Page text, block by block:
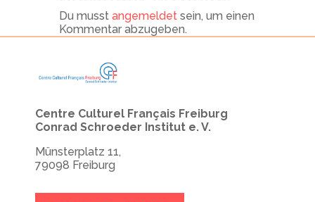
Du musst angemeldet sein, um einen
Kommentar abzugeben.
Centre Culturel Français Freiburg
Conrad Schroeder Institut e. V.
Münsterplatz 11,
79098 Freiburg